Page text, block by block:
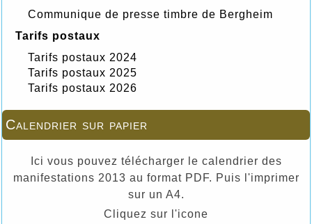
Communique de presse timbre de Bergheim
Tarifs postaux
Tarifs postaux 2024
Tarifs postaux 2025
Tarifs postaux 2026
Calendrier sur papier
Ici vous pouvez télécharger le calendrier des
manifestations 2013 au format PDF. Puis l'imprimer
sur un A4.
Cliquez sur l'icone